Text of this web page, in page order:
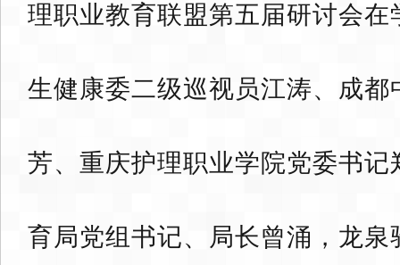
理职业教育联盟第五届研讨会
生健康委二级巡视员江涛、成都
芳、重庆护理职业学院党委书
育局党组书记、局长曾涌，龙泉